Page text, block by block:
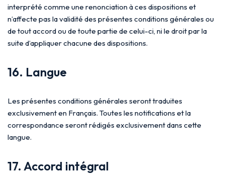
interprété comme une renonciation à ces dispositions et
n’affecte pas la validité des présentes conditions générales ou
de tout accord ou de toute partie de celui-ci, ni le droit par la
suite d’appliquer chacune des dispositions.
16. Langue
Les présentes conditions générales seront traduites
exclusivement en Français. Toutes les notifications et la
correspondance seront rédigés exclusivement dans cette
langue.
17. Accord intégral